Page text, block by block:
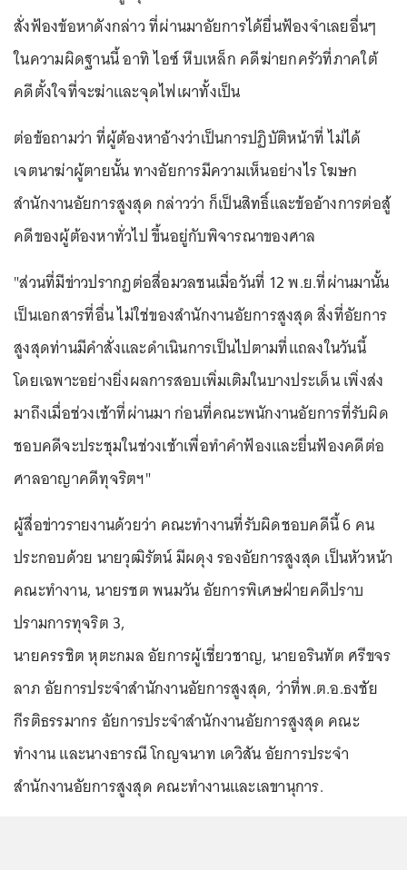
สั่งฟ้องข้อหาดังกล่าว ที่ผ่านมาอัยการได้ยื่นฟ้องจำเลยอื่นๆ
ในความผิดฐานนี้ อาทิ ไอซ์ หีบเหล็ก คดีฆ่ายกครัวที่ภาคใต้
คดีตั้งใจที่จะฆ่าและจุดไฟเผาทั้งเป็น
ต่อข้อถามว่า ที่ผู้ต้องหาอ้างว่าเป็นการปฏิบัติหน้าที่ ไม่ได้
เจตนาฆ่าผู้ตายนั้น ทางอัยการมีความเห็นอย่างไร โฆษก
สำนักงานอัยการสูงสุด กล่าวว่า ก็เป็นสิทธิ์และข้ออ้างการต่อสู้
คดีของผู้ต้องหาทั่วไป ขึ้นอยู่กับพิจารณาของศาล
"ส่วนที่มีข่าวปรากฏต่อสื่อมวลชนเมื่อวันที่ 12 พ.ย.ที่ผ่านมานั้น
เป็นเอกสารที่อื่น ไม่ใช่ของสำนักงานอัยการสูงสุด สิ่งที่อัยการ
สูงสุดท่านมีคำสั่งและดำเนินการเป็นไปตามที่แถลงในวันนี้
โดยเฉพาะอย่างยิ่งผลการสอบเพิ่มเติมในบางประเด็น เพิ่งส่ง
มาถึงเมื่อช่วงเช้าที่ผ่านมา ก่อนที่คณะพนักงานอัยการที่รับผิด
ชอบคดีจะประชุมในช่วงเช้าเพื่อทำคำฟ้องและยื่นฟ้องคดีต่อ
ศาลอาญาคดีทุจริตฯ"
ผู้สื่อข่าวรายงานด้วยว่า คณะทำงานที่รับผิดชอบคดีนี้ 6 คน
ประกอบด้วย นายวุฒิรัตน์ มีผดุง รองอัยการสูงสุด เป็นหัวหน้า
คณะทำงาน, นายรชต พนมวัน อัยการพิเศษฝ่ายคดีปราบ
ปรามการทุจริต 3,
นายครรชิต หุตะกมล อัยการผู้เชี่ยวชาญ, นายอรินทัต ศรีขจร
ลาภ อัยการประจำสำนักงานอัยการสูงสุด, ว่าที่พ.ต.อ.ธงชัย
กีรติธรรมากร อัยการประจำสำนักงานอัยการสูงสุด คณะ
ทำงาน และนางธารณี โกญจนาท เดวิสัน อัยการประจำ
สำนักงานอัยการสูงสุด คณะทำงานและเลขานุการ.